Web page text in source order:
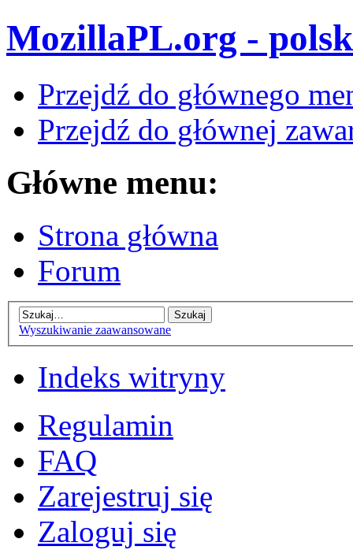
MozillaPL.org -
Przejdź do głównego
Przejdź do głównej
Główne menu:
Strona główna
Forum
Wyszukiwanie zaawansowane
Indeks witryny
Regulamin
FAQ
Zarejestruj się
Zaloguj się